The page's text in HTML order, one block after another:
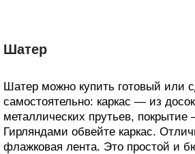
Шатер
Шатер можно купить готовый или
самостоятельно: каркас — из
металлических прутьев, покрытие
Гирляндами обвейте каркас.
флажковая лента. Это простой и